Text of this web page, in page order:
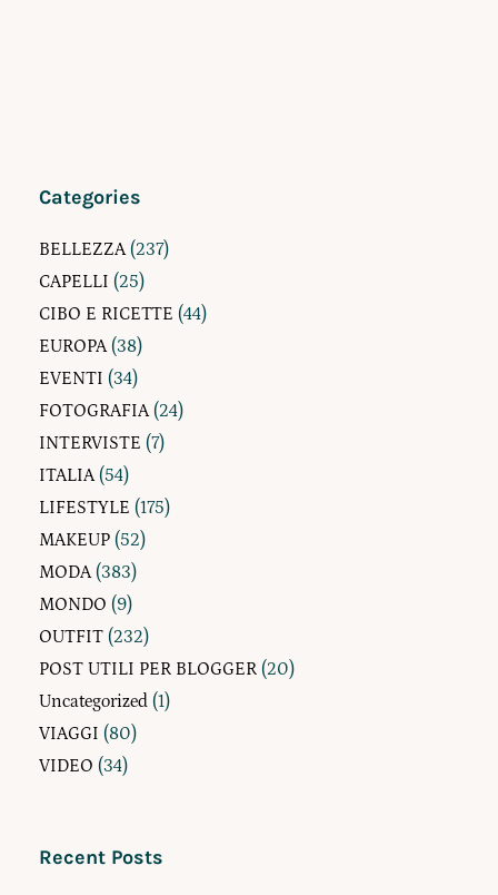
Categories
BELLEZZA(237)
CAPELLI (25)
CIBO E RICETTE (44)
EUROPA(38)
EVENTI (34)
FOTOGRAFIA(24)
INTERVISTE (7)
ITALIA(54)
LIFESTYLE (175)
MAKEUP (52)
MODA(383)
MONDO (9)
OUTFIT (232)
POST UTILI PER BLOGGER (20)
Uncategorized (1)
VIAGGI (80)
VIDEO (34)
Recent Posts